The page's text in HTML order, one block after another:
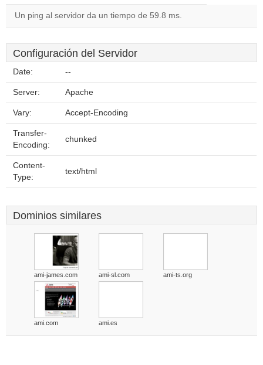
Un ping al servidor da un tiempo de 59.8 ms.
Configuración del Servidor
Date: --
Server: Apache
Vary: Accept-Encoding
Transfer-
Encoding:
chunked
Content-
Type:
text/html
Dominios similares
ami-james.com ami-sl.com ami-ts.org
ami.com ami.es